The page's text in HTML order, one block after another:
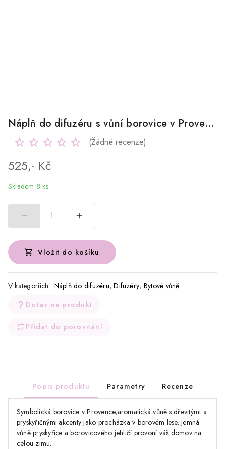
Náplň do difuzéru s vůní borovice v Provence 250ml
(Žádné recenze)
525,- Kč
Skladem 8 ks
1
Vložit do košíku
V kategoriích: Náplň do difuzéru,Difuzéry, Bytové vůně
Dotaz na produkt
Přidat do porovnání
Popis produktu Parametry Recenze
Symbolická borovice v Provence,aromatická vůně s dřevitými a
pryskyřičnými akcenty jako procházka v borovém lese. Jemná
vůně pryskyřice a borovicového jehličí provoní váš domov na
celou zimu.